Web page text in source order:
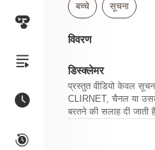
बच्चे सूचना
विवरण
डिस्क्लेमर
प्रस्तुत वीडियो केवल
CLIRNET, चैनल या उसका
बरतने की सलाह दी जाती